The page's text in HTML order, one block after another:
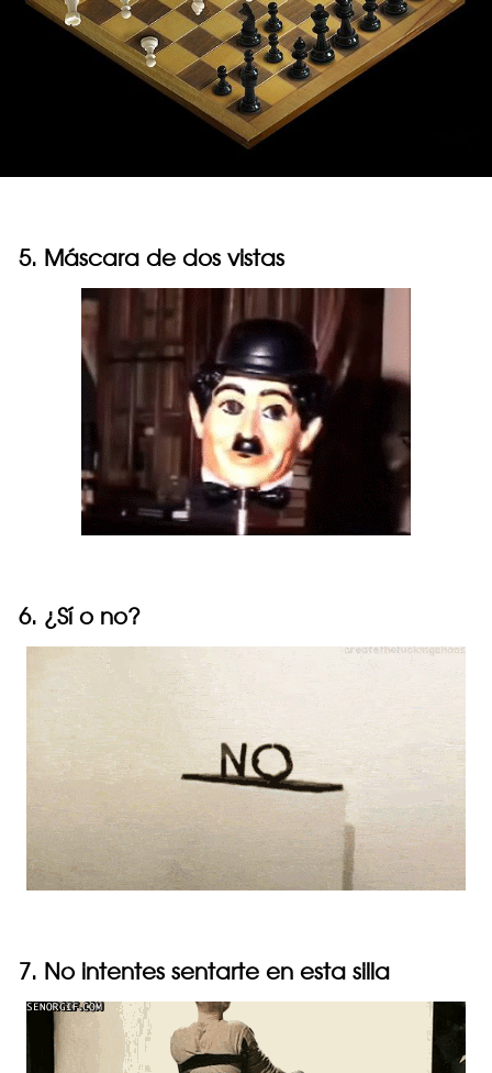
5. Máscara de dos vistas
6. ¿Sí o no?
7. No intentes sentarte en esta silla